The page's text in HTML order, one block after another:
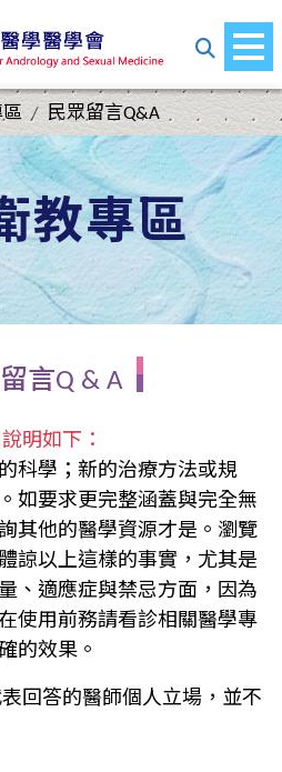
區 民眾留言Q&A
教專區
言Q & A
明如下：
科學；新的治療方法或規
如要求更完整涵蓋與完全無
其他的醫學資源才是。瀏覽
諒以上這樣的事實，尤其是
、適應症與禁忌方面，因為
使用前務請看診相關醫學專
的效果。
回答的醫師個人立場，並不